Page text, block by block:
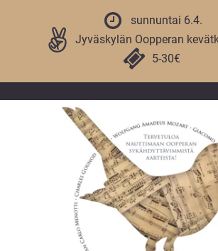
sunnuntai 6.4.
Jyväskylän Oopperan
5-30€